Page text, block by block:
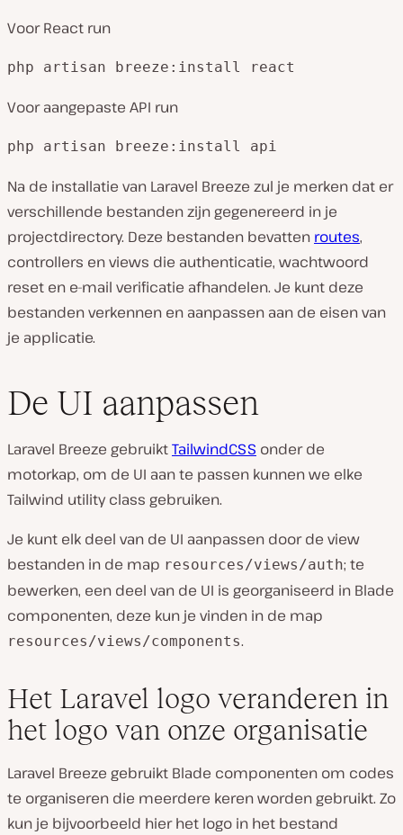
Voor React run
php artisan breeze:install react
Voor aangepaste API run
php artisan breeze:install api
Na de installatie van Laravel Breeze zul je merken dat er
verschillende bestanden zijn gegenereerd in je
projectdirectory. Deze bestanden bevatten routes,
controllers en views die authenticatie, wachtwoord
reset en e-mail verificatie afhandelen. Je kunt deze
bestanden verkennen en aanpassen aan de eisen van
je applicatie.
De UI aanpassen
Laravel Breeze gebruiktTailwindCSS onder de
motorkap, om de UI aan te passen kunnen we elke
Tailwind utility class gebruiken.
Je kunt elk deel van de UI aanpassen door de view
bestanden in de map resources/views/auth; te
bewerken, een deel van de UI is georganiseerd in Blade
componenten, deze kun je vinden in de map
resources/views/components.
Het Laravel logo veranderen in
het logo van onze organisatie
Laravel Breeze gebruikt Blade componenten om codes
te organiseren die meerdere keren worden gebruikt. Zo
kun je bijvoorbeeld hier het logo in het bestand